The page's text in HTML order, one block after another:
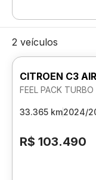
2 veículos
CITROEN C3
FEEL PACK
33.365 km2024/
R$ 103.490